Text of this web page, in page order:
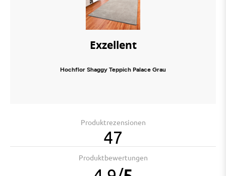
Exzellent
Hochflor Shaggy Teppich Palace Grau
Produktrezensionen
47
Produktbewertungen